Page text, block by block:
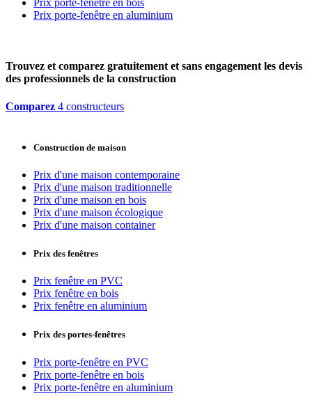
Prix porte-fenêtre en bois
Prix porte-fenêtre en aluminium
Trouvez et comparez gratuitement et sans engagement les devis
des professionnels de la construction
Comparez 4 constructeurs
Construction de maison
Prix d'une maison contemporaine
Prix d'une maison traditionnelle
Prix d'une maison en bois
Prix d'une maison écologique
Prix d'une maison container
Prix des fenêtres
Prix fenêtre en PVC
Prix fenêtre en bois
Prix fenêtre en aluminium
Prix des portes-fenêtres
Prix porte-fenêtre en PVC
Prix porte-fenêtre en bois
Prix porte-fenêtre en aluminium